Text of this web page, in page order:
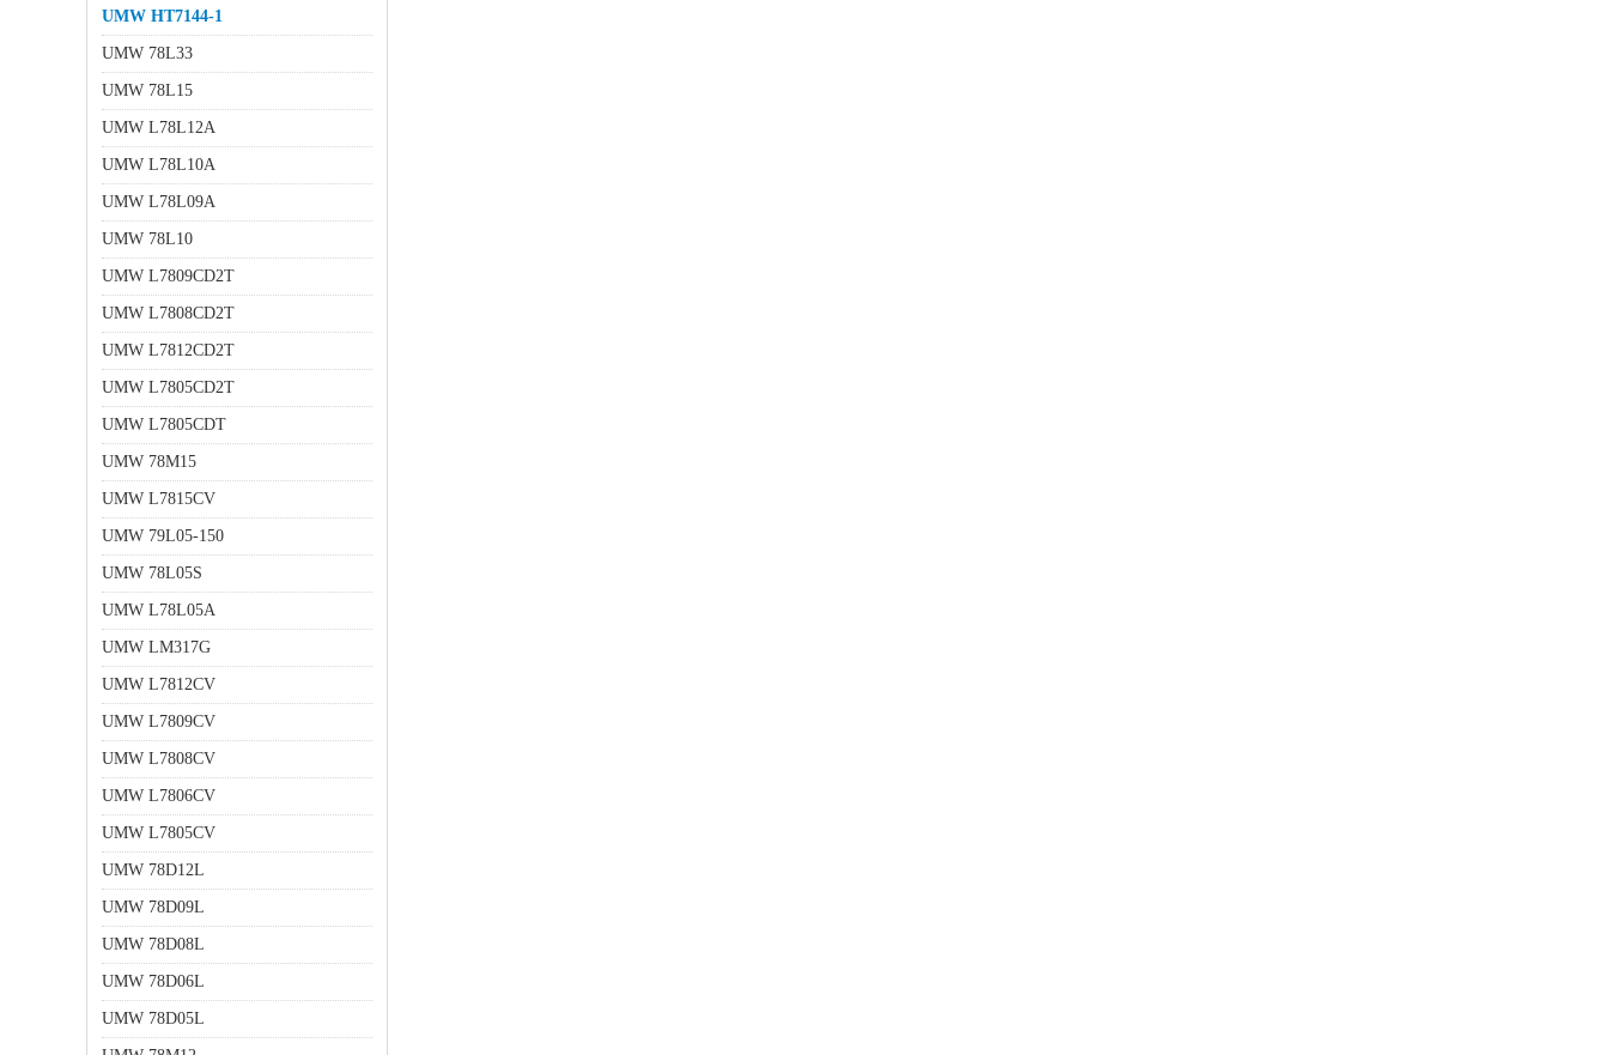
UMW HT7144-1
UMW 78L33
UMW 78L15
UMW L78L12A
UMW L78L10A
UMW L78L09A
UMW 78L10
UMW L7809CD2T
UMW L7808CD2T
UMW L7812CD2T
UMW L7805CD2T
UMW L7805CDT
UMW 78M15
UMW L7815CV
UMW 79L05-150
UMW 78L05S
UMW L78L05A
UMW LM317G
UMW L7812CV
UMW L7809CV
UMW L7808CV
UMW L7806CV
UMW L7805CV
UMW 78D12L
UMW 78D09L
UMW 78D08L
UMW 78D06L
UMW 78D05L